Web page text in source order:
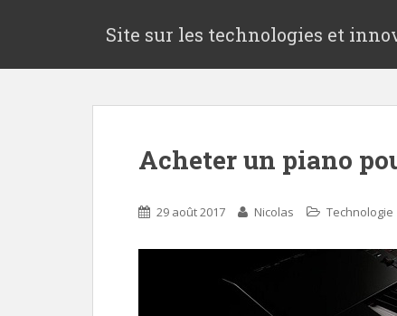
p
Site sur les technologies et
Acheter un piano
29 août 2017 Nicolas Technologie